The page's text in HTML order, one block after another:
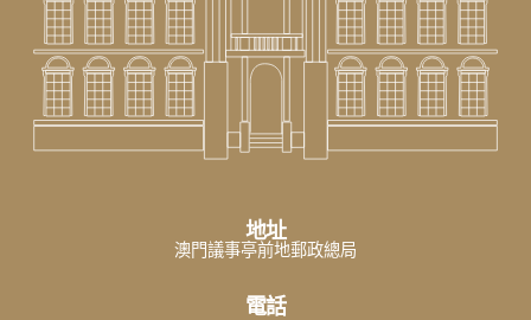
地址
澳門議事亭前地郵政總局
電話